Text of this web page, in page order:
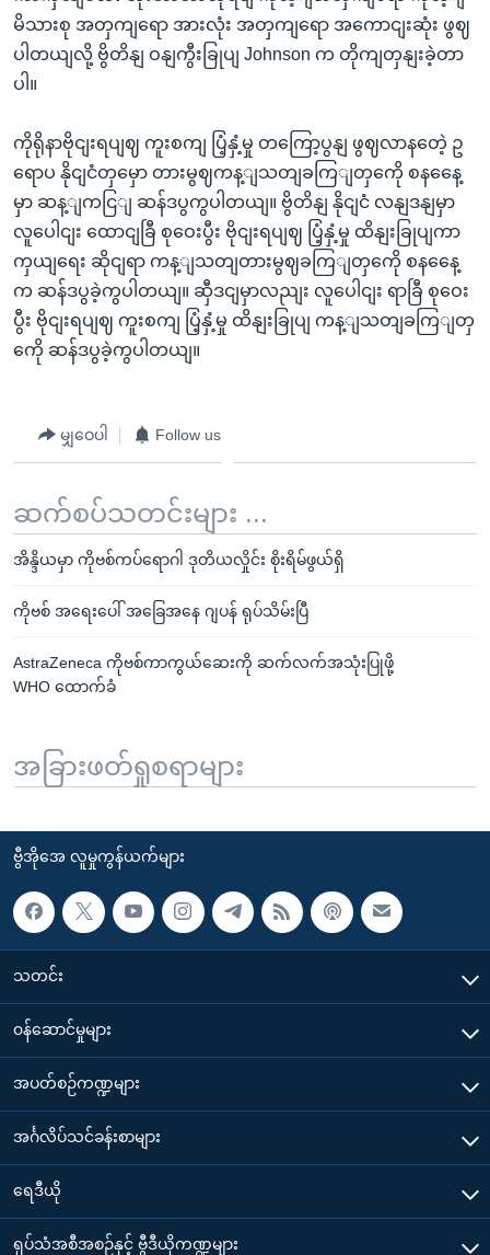
မိသားစု အတှကျရော အားလုံး အတှကျရော အကောငျးဆုံး ဖွဈ
ပါတယျလို့ ဗွိတိနျ ဝနျကွီးခြုပျ Johnson က တိုကျတှနျးခဲ့တာ
ပါ။
ကိုရိုနာဗိုငျးရပျဈ ကူးစကျ ပြံ့နှံ့မှု တကြော့ပွနျ ဖွဈလာနတေဲ့ ဥ
ရောပ နိုငျငံတှမှော တားမွဈကန့ျသတျခကြျတှကေို စနနေေ့
မှာ ဆန့ျကငြျ ဆန်ဒပွကွပါတယျ။ ဗွိတိနျ နိုငျငံ လနျဒနျမှာ
လူပေါငျး ထောငျခြီ စုဝေးပွီး ဗိုငျးရပျဈ ပြံ့နှံ့မှု ထိနျးခြုပျကာ
ကှယျရေး ဆိုငျရာ ကန့ျသတျတားမွဈခကြျတှကေို စနနေေ့
က ဆန်ဒပွခဲ့ကွပါတယျ။ ဆှီဒငျမှာလညျး လူပေါငျး ရာခြီ စုဝေး
ပွီး ဗိုငျးရပျဈ ကူးစကျ ပြံ့နှံ့မှု ထိနျးခြုပျ ကန့ျသတျခကြျတှ
ကေို ဆန်ဒပွခဲ့ကွပါတယျ။
မျှဝေပါ Follow us
ဆက်စပ်သတင်းများ ...
အိန္ဒိယမှာ ကိုဗစ်ကပ်ရောဂါ ဒုတိယလှိုင်း စိုးရိမ်ဖွယ်ရှိ
ကိုဗစ် အရေးပေါ် အခြေအနေ ဂျပန် ရုပ်သိမ်းပြီ
AstraZeneca ကိုဗစ်ကာကွယ်ဆေးကို ဆက်လက်အသုံးပြုဖို့
WHO ထောက်ခံ
အခြားဖတ်ရှုစရာများ
ဗွီအိုအေ လူမှုကွန်ယက်များ
သတင်း
၀န်ဆောင်မှုများ
အပတ်စဉ်ကဏ္ဍများ
အင်္ဂလိပ်သင်ခန်းစာများ
ရေဒီယို
ရုပ်သံအစီအစဉ်နှင့် ဗွီဒီယိုကဏ္ဍများ